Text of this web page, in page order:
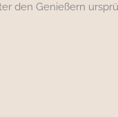
den Genießern